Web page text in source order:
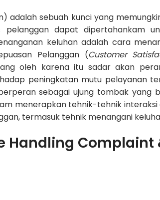
adalah sebuah kunci yang
dapat dipertahankam
keluhan adalah cara
Pelanggan (Customer
oleh karena itu sadar akan
peningkatan mutu pelayanan
sebagai ujung tombak yang
menerapkan tehnik-tehnik interaksi
termasuk tehnik menangani
Handling Complaint